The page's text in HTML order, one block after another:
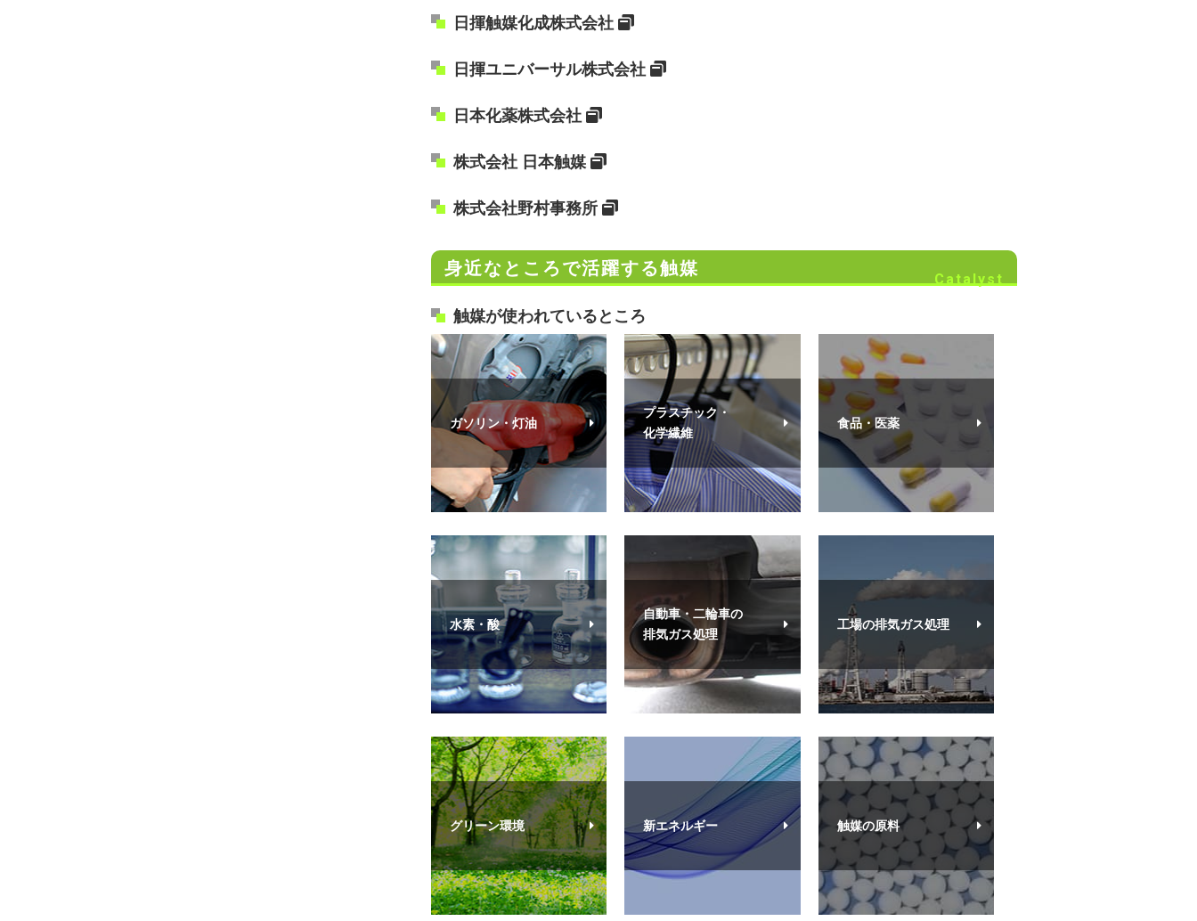
日揮触媒化成株式会社
日揮ユニバーサル株式会社
日本化薬株式会社
株式会社 日本触媒
株式会社野村事務所
身近なところで活躍する触媒
Catalyst
触媒が使われているところ
ガソリン・灯油
プラスチック・
化学繊維
食品・医薬
水素・酸
自動車・二輪車の
排気ガス処理
工場の排気ガス処理
グリーン環境 新エネルギー 触媒の原料